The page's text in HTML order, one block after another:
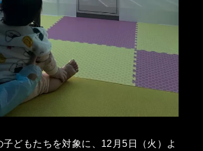
どもたちを対象に、12月5日（火）よ